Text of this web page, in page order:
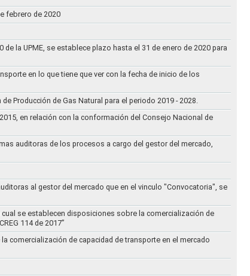
febrero de 2020
la UPME, se establece plazo hasta el 31 de enero de 2020 para
en lo que tiene que ver con la fecha de inicio de los
Producción de Gas Natural para el periodo 2019 - 2028.
en relación con la conformación del Consejo Nacional de
auditoras de los procesos a cargo del gestor del mercado,
al gestor del mercado que en el vinculo "Convocatoria", se
cual se establecen disposiciones sobre la comercialización de
114 de 2017”
comercialización de capacidad de transporte en el mercado